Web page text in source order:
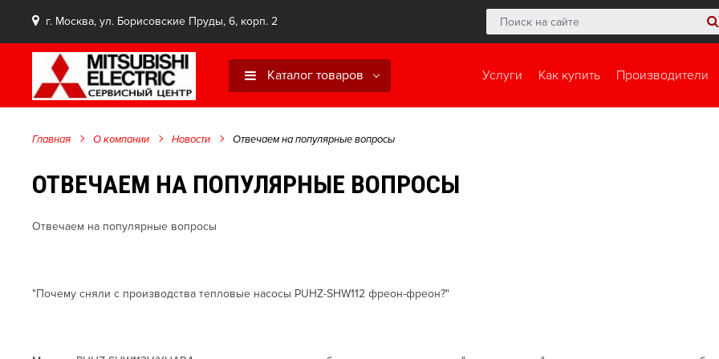
г. Москва, ул. Борисовские Пруды, 6, корп. 2
Услуги Как купить Производители
Каталог товаров
Главная О компании Новости Отвечаем на популярные вопросы
ОТВЕЧАЕМ НА ПОПУЛЯРНЫЕ ВОПРОСЫ
Отвечаем на популярные вопросы
"Почему сняли с производства тепловые насосы PUHZ-SHW112 фреон-фреон?"